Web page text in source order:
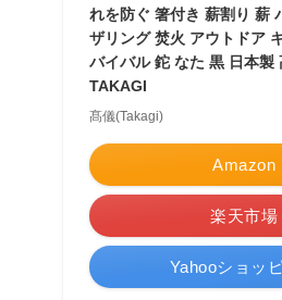
れを防ぐ 箸付き 薪割り 薪
ザリング 焚火 アウトドア
バイバル 鉈 なた 黒 日本製
TAKAGI
髙儀(Takagi)
Amazon
楽天市場
Yahooショッ